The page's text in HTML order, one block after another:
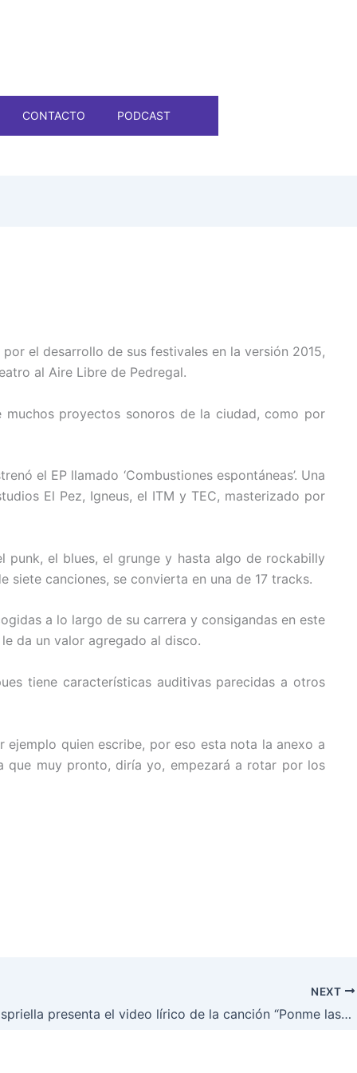
CONTACTO PODCAST
el desarrollo de sus festivales en la versión 2015,
al Aire Libre de Pedregal.
proyectos sonoros de la ciudad, como por
el EP llamado ‘Combustiones espontáneas’. Una
El Pez, Igneus, el ITM y TEC, masterizado por
punk, el blues, el grunge y hasta algo de rockabilly
siete canciones, se convierta en una de 17 tracks.
a lo largo de su carrera y consigandas en este
da un valor agregado al disco.
tiene características auditivas parecidas a otros
quien escribe, por eso esta nota la anexo a
que muy pronto, diría yo, empezará a rotar por los
NEXT
Alfonso Espriella presenta el video lírico de la canción “Ponme las flores”